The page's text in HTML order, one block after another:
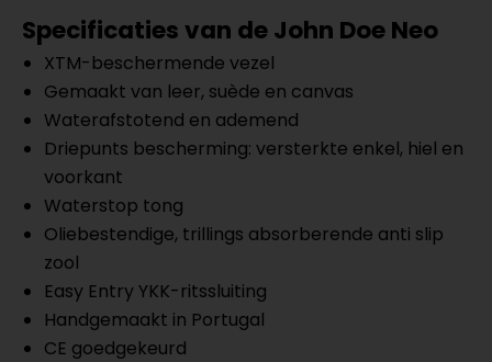
Specificaties van de John Doe Neo
XTM-beschermende vezel
Gemaakt van leer, suède en canvas
Waterafstotend en ademend
Driepunts bescherming: versterkte enkel, hiel en
voorkant
Waterstop tong
Oliebestendige, trillings absorberende anti slip
zool
Easy Entry YKK-ritssluiting
Handgemaakt in Portugal
CE goedgekeurd